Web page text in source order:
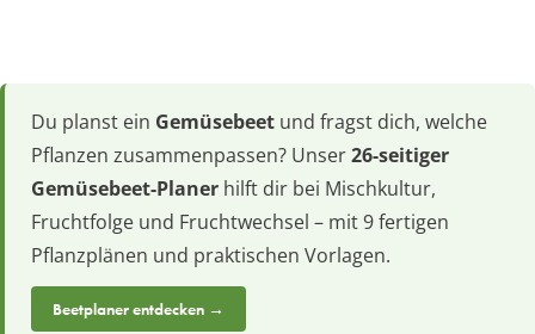
Du planst ein Gemüsebeet und fragst dich, welche
Pflanzen zusammenpassen? Unser26-seitiger
Gemüsebeet-Planer hilft dir bei Mischkultur,
Fruchtfolge und Fruchtwechsel – mit 9 fertigen
Pflanzplänen und praktischen Vorlagen.
Beetplaner entdecken →